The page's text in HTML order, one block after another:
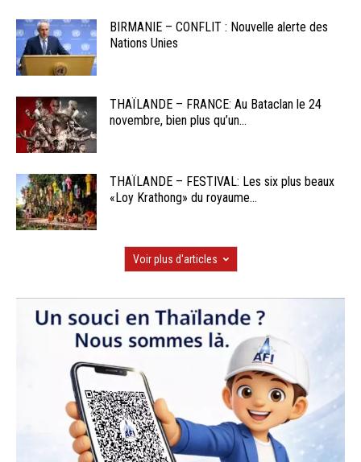
BIRMANIE – CONFLIT : Nouvelle alerte des
Nations Unies
THAÏLANDE – FRANCE: Au Bataclan le 24
novembre, bien plus qu’un...
THAÏLANDE – FESTIVAL: Les six plus beaux
«Loy Krathong» du royaume...
Voir plus d'articles